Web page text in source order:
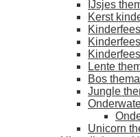
IJsjes
Kerst
Lente
Bos
Jungle
Unicorn